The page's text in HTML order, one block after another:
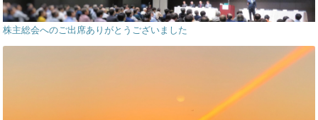
株主総会へのご出席ありがとうございました